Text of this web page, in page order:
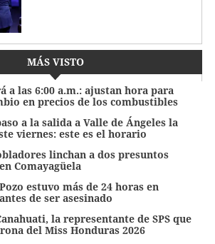
MÁS VISTO
a las 6:00 a.m.: ajustan hora para
en precios de los combustibles
a la salida a Valle de Ángeles la
viernes: este es el horario
linchan a dos presuntos
Comayagüela
estuvo más de 24 horas en
de ser asesinado
la representante de SPS que
del Miss Honduras 2026